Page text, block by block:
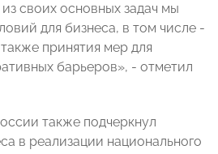
своих основных задач мы
для бизнеса, в том числе -
принятия мер для
барьеров», - отметил
также подчеркнул
в реализации национального